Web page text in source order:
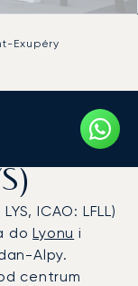
Exupéry
na
ICAO: LFLL)
doLyonu i
Alpy.
centrum